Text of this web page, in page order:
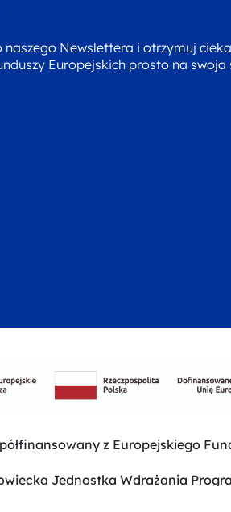
naszego Newslettera i otrzymuj
Europejskich prosto na swoja
z Europejskiego
Jednostka Wdrażania